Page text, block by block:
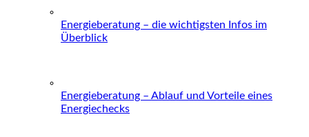
Energieberatung – die wichtigsten Infos im
Überblick
Energieberatung – Ablauf und Vorteile eines
Energiechecks